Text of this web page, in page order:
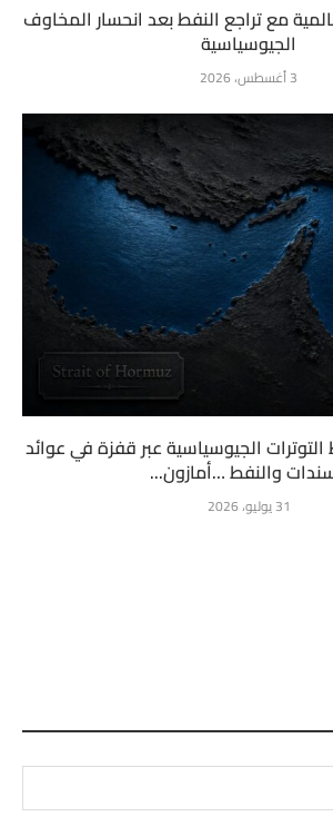
مع تراجع النفط بعد انحسار المخاوف
الجيوسياسية
3 أغسطس، 2026
الجيوسياسية عبر قفزة في عوائد
والنفط …أمازون...
31 يوليو، 2026